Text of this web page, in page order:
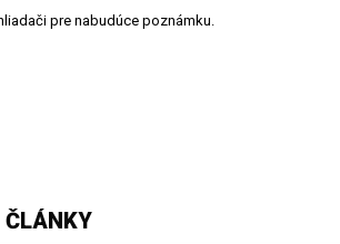
pre nabudúce poznámku.
ČLÁNKY